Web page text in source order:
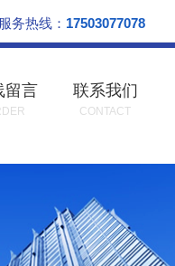
务热线： 17503077078
留言 联系我们
CONTACT